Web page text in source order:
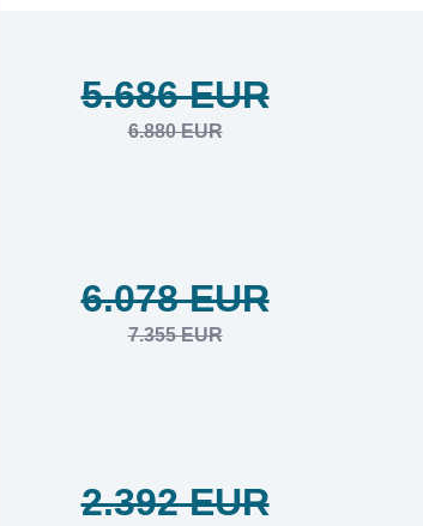
5.686 EUR
6.880 EUR
6.078 EUR
7.355 EUR
2.392 EUR